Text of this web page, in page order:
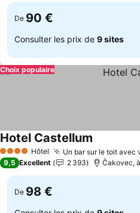
De 90 €
Consulter les prix de 9 sites
Choix populaire
4 Étoiles Hôtel Un bar sur le toit avec
Hotel Castellum
9,5 Excellent 2 393 Čakovec,
De 98 €